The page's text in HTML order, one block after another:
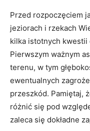
Przed rozpoczęciem
jeziorach i rzekach
kilka istotnych kwestii
Pierwszym ważnym
terenu, w tym
ewentualnych
przeszkód. Pamiętaj,
różnić się pod
zaleca się dokładne